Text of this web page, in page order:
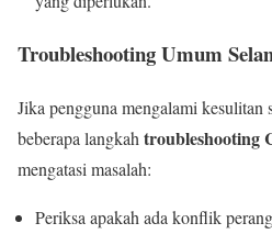
Troubleshooting Umum
Jika pengguna mengalami kesulitan
beberapa langkah troubleshooting
mengatasi masalah:
Periksa apakah ada konflik